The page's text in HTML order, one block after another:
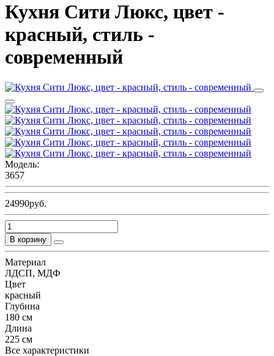
Кухня Сити Люкс, цвет -
красный, стиль -
современный
Модель:
3657
24990руб.
В корзину
Материал
ЛДСП, МДФ
Цвет
красный
Глубина
180 см
Длина
225 см
Все характеристики